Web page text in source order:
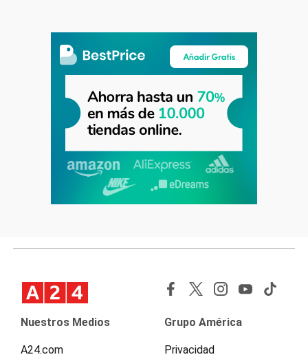
Nuestros Medios
A24.com
Grupo América
Privacidad